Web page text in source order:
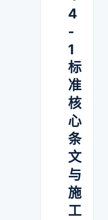
4
-
1
标
准
核
心
条
文
与
施
工